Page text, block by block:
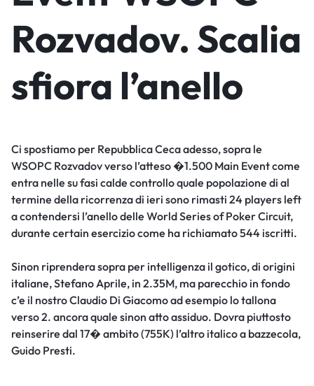
Rozvadov. Scalia
sfiora l’anello
Ci spostiamo per Repubblica Ceca adesso, sopra le
WSOPC Rozvadov verso l’atteso �1.500 Main Event come
entra nelle su fasi calde controllo quale popolazione di al
termine della ricorrenza di ieri sono rimasti 24 players left
a contendersi l’anello delle World Series of Poker Circuit,
durante certain esercizio come ha richiamato 544 iscritti.
Sinon riprendera sopra per intelligenza il gotico, di origini
italiane, Stefano Aprile, in 2.35M, ma parecchio in fondo
c’e il nostro Claudio Di Giacomo ad esempio lo tallona
verso 2. ancora quale sinon atto assiduo. Dovra piuttosto
reinserire dal 17� ambito (755K) l’altro italico a bazzecola,
Guido Presti.